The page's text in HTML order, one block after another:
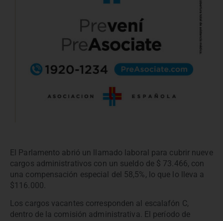
El Parlamento abrió un llamado laboral para cubrir nueve
cargos administrativos con un sueldo de $ 73.466, con
una compensación especial del 58,5%, lo que lo lleva a
$116.000.
Los cargos vacantes corresponden al escalafón C,
dentro de la comisión administrativa. El período de